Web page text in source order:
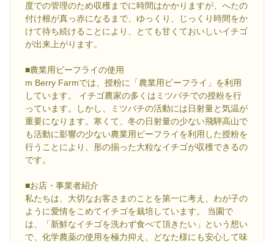
度での管理のため収穫までに時間はかかりますが、へたの
付け根が真っ赤になるまで、ゆっくり、じっくり時間をか
けて待ち続けることにより、とても甘くておいしいイチゴ
が出来上がります。
■農業用ビーフライの使用
m Berry Farmでは、授粉に「農業用ビーフライ」を利用
しています。 イチゴ農家の多くはミツバチでの授粉を行
っています。しかし、ミツバチの活動には日射量と気温が
重要になります。寒くて、冬の日射量の少ない飛騨高山で
も活動に影響の少ない農業用ビーフライを利用した授粉を
行うことにより、形の揃った大粒なイチゴが収穫できるの
です。
■お店・事業者紹介
私たちは、大切なお客さまのことを第一に考え、わが子の
ように愛情をこめてイチゴを栽培しています。 当園で
は、「新鮮なイチゴを洗わず食べて頂きたい」という想い
で、化学農薬の使用を極力抑え、どなた様にも安心して味